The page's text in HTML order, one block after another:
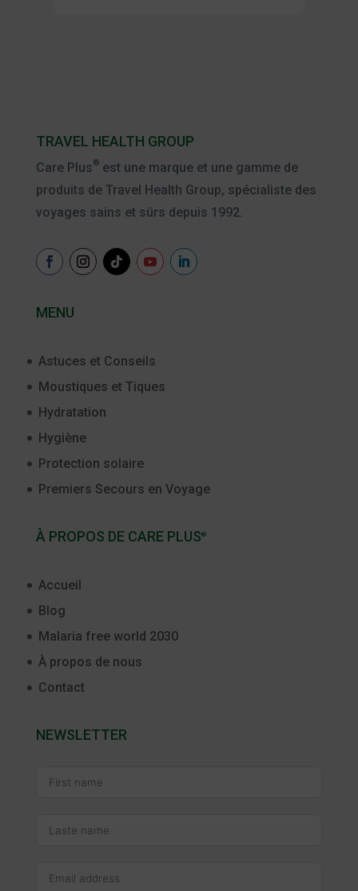
TRAVEL HEALTH GROUP
Care Plus®est une marque et une gamme de
produits de Travel Health Group, spécialiste des
voyages sains et sûrs depuis 1992.
MENU
Astuces et Conseils
Moustiques et Tiques
Hydratation
Hygiène
Protection solaire
Premiers Secours en Voyage
À PROPOS DE CARE PLUS®
Accueil
Blog
Malaria free world 2030
À propos de nous
Contact
NEWSLETTER